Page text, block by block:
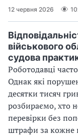
12 червня 2026
військового
судова
Роботодавці
Однак які
десятки тисяч
розбираємо, хто
перевірки без
штрафи за кожне